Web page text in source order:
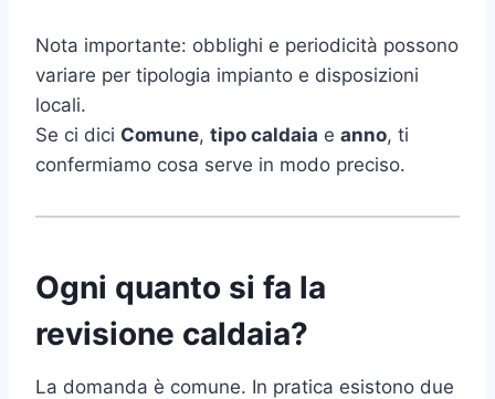
Nota importante: obblighi e periodicità possono
variare per tipologia impianto e disposizioni
locali.
Se ci dici Comune, tipo caldaia e anno, ti
confermiamo cosa serve in modo preciso.
Ogni quanto si fa la
revisione caldaia?
La domanda è comune. In pratica esistono due